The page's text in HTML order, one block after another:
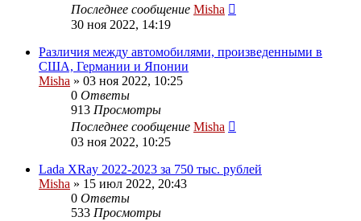
Последнее сообщение Misha
30 ноя 2022, 14:19
Различия между автомобилями, произведенными в
США, Германии и Японии
Misha » 03 ноя 2022, 10:25
0 Ответы
913 Просмотры
Последнее сообщение Misha
03 ноя 2022, 10:25
Lada XRay 2022-2023 за 750 тыс. рублей
Misha » 15 июл 2022, 20:43
0 Ответы
533 Просмотры